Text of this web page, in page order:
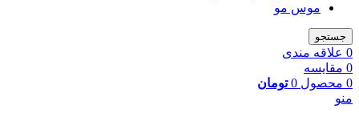
موس مو
جستجو
0 علاقه مندی
0 مقایسه
0 محصول 0 تومان
منو